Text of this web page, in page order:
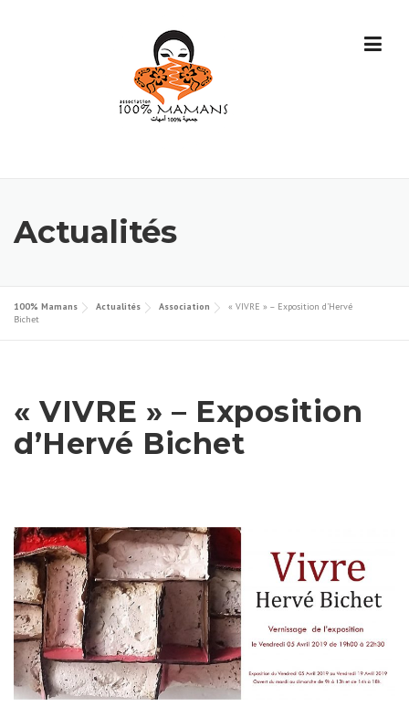
Actualités
100% Mamans Actualités Association
« VIVRE » – Exposition d’Hervé
Bichet
« VIVRE » – Exposition
d’Hervé Bichet